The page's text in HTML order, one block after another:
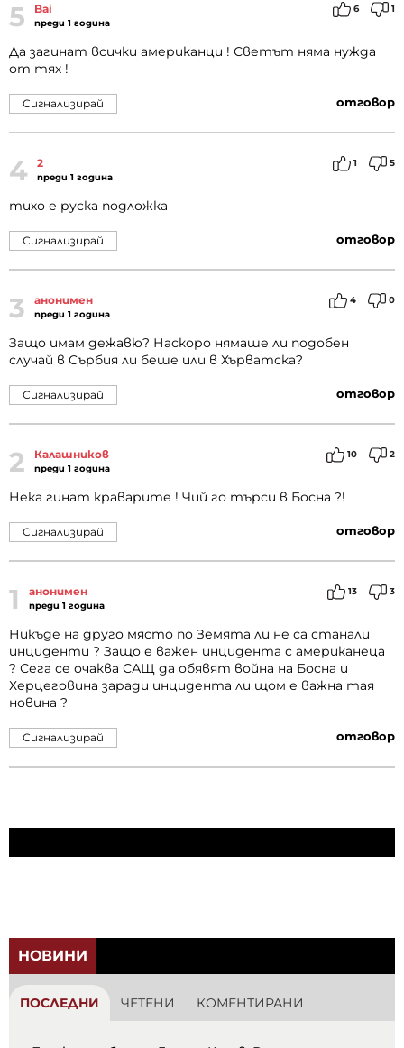
5 Bai
преди 1 година
6 1
Да загинат всички американци ! Светът няма нужда
от тях !
отговор
Сигнализирай
4 2
преди 1 година
1 5
тихо е руска подложка
отговор
Сигнализирай
3 анонимен
преди 1 година
4 0
Защо имам дежавю? Наскоро нямаше ли подобен
случай в Сърбия ли беше или в Хърватска?
отговор
Сигнализирай
2 Калашников
преди 1 година
10 2
Нека гинат краварите ! Чий го търси в Босна ?!
отговор
Сигнализирай
1 анонимен
преди 1 година
13 3
Никъде на друго място по Земята ли не са станали
инциденти ? Защо е важен инцидента с американеца
? Сега се очаква САЩ да обявят война на Босна и
Херцеговина заради инцидента ли щом е важна тая
новина ?
отговор
Сигнализирай
НОВИНИ
ПОСЛЕДНИ ЧЕТЕНИ КОМЕНТИРАНИ